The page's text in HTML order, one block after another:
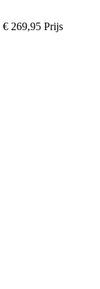
€ 269,95 Prijs